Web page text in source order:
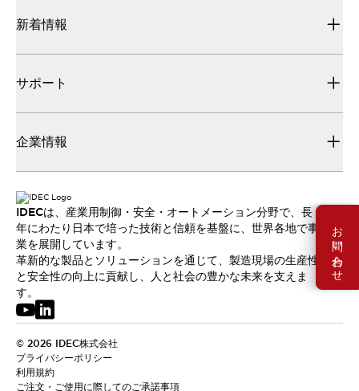
お問い合わせ
新着情報
サポート
企業情報
IDECは、産業用制御・安全・オートメーション分野で、長
年にわたり日本で培った技術と信頼を基盤に、世界各地で事
業を展開しています。
革新的な製品とソリューションを通じて、製造現場の生産性
と安全性の向上に貢献し、人と社会の豊かな未来を支えま
す。
© 2026 IDEC株式会社
プライバシーポリシー
利用規約
ご注文・ご使用に際してのご承諾事項